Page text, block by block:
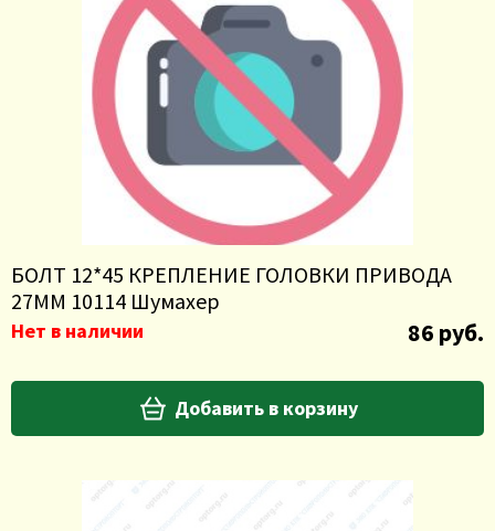
БОЛТ 12*45 КРЕПЛЕНИЕ ГОЛОВКИ ПРИВОДА
27ММ 10114 Шумахер
Нет в наличии 86 руб.
Добавить в корзину